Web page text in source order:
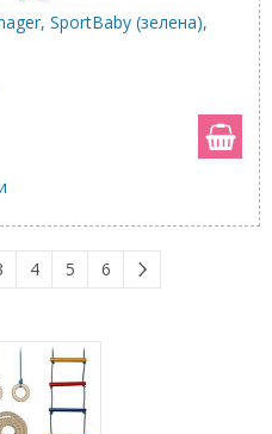
SportBaby (зелена),
4 5 6